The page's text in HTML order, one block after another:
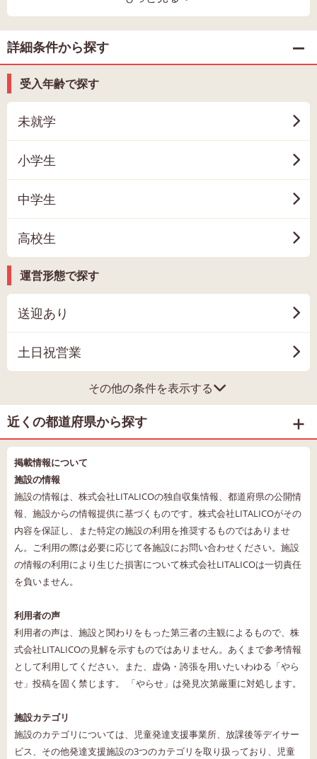
詳細条件から探す
受入年齢で探す
未就学
小学生
中学生
高校生
運営形態で探す
送迎あり
土日祝営業
その他の条件を表示する
近くの都道府県から探す
掲載情報について
施設の情報
施設の情報は、株式会社LITALICOの独自収集情報、都道府県の公開情
報、施設からの情報提供に基づくものです。株式会社LITALICOがその
内容を保証し、また特定の施設の利用を推奨するものではありませ
ん。ご利用の際は必要に応じて各施設にお問い合わせください。施設
の情報の利用により生じた損害について株式会社LITALICOは一切責任
を負いません。
利用者の声
利用者の声は、施設と関わりをもった第三者の主観によるもので、株
式会社LITALICOの見解を示すものではありません。あくまで参考情報
として利用してください。また、虚偽・誇張を用いたいわゆる「やら
せ」投稿を固く禁じます。 「やらせ」は発見次第厳重に対処します。
施設カテゴリ
施設のカテゴリについては、児童発達支援事業所、放課後等デイサー
ビス、その他発達支援施設の3つのカテゴリを取り扱っており、児童